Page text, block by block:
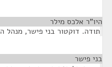
היו"ר אלכס מילר
תודה. דוקטור בני פישר, מנהל
בני פישר